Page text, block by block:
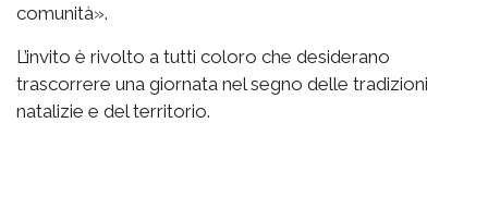
comunità».
L’invito è rivolto a tutti coloro che desiderano
trascorrere una giornata nel segno delle tradizioni
natalizie e del territorio.